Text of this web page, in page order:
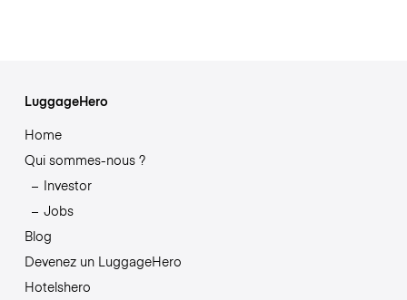
LuggageHero
Home
Qui sommes-nous ?
Investor
Jobs
Blog
Devenez un LuggageHero
Hotelshero